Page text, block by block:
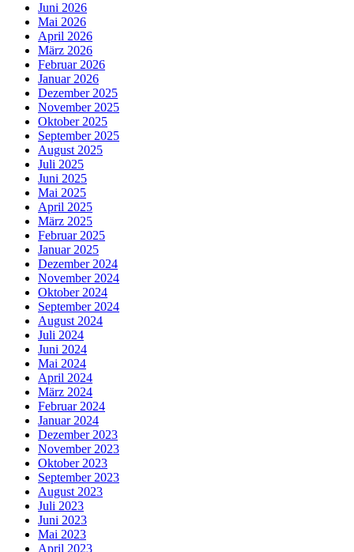
Juni 2026
Mai 2026
April 2026
März 2026
Februar 2026
Januar 2026
Dezember 2025
November 2025
Oktober 2025
September 2025
August 2025
Juli 2025
Juni 2025
Mai 2025
April 2025
März 2025
Februar 2025
Januar 2025
Dezember 2024
November 2024
Oktober 2024
September 2024
August 2024
Juli 2024
Juni 2024
Mai 2024
April 2024
März 2024
Februar 2024
Januar 2024
Dezember 2023
November 2023
Oktober 2023
September 2023
August 2023
Juli 2023
Juni 2023
Mai 2023
April 2023